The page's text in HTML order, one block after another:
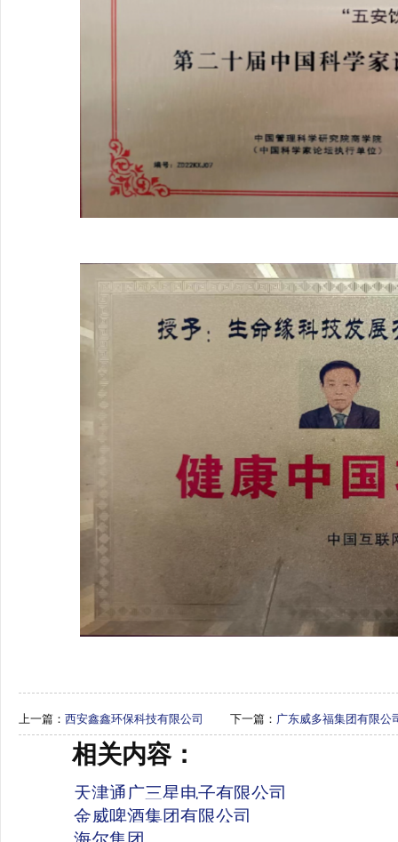
上一篇： 西安鑫鑫环保科技有限公司 下一篇： 广东威多福集团有限公
相关内容：
天津通广三星电子有限公司
金威啤酒集团有限公司